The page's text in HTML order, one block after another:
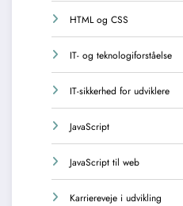
HTML og CSS
IT- og teknologiforståelse
IT-sikkerhed for udviklere
JavaScript
JavaScript til web
Karriereveje i udvikling